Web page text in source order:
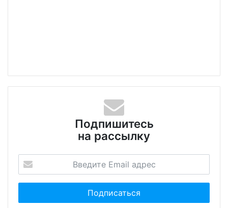
Подпишитесь
на рассылку